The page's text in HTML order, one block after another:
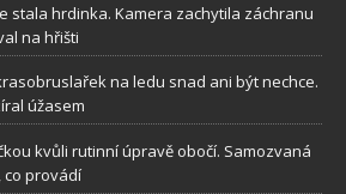
stala hrdinka. Kamera zachytila záchranu
na hřišti
na ledu snad ani být nechce.
úžasem
kvůli rutinní úpravě obočí. Samozvaná
provádí